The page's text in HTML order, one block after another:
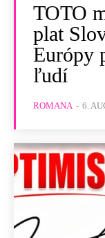
TOTO
plat
Európy
ľudí
ROMANA - 6.